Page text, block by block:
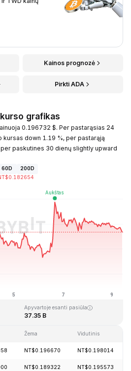
Kainos prognozė
Pirkti ADA
grafikas
0.196732 $. Per pastarąsias 24
kursas down 1.19 %, per pastarąją
paskutines 30 dienų slightly upward
60D
200D
0.182654
09, 09:24 GMT+0
NT$0.019253
Apyvartoje esanti pasiūla
37.35 B
Žema Vidutinis
NT$0.196670 NT$0.198014
NT$0.189322 NT$0.195573